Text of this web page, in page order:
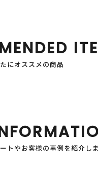
にオススメの商品
トやお客様の事例を紹介しま